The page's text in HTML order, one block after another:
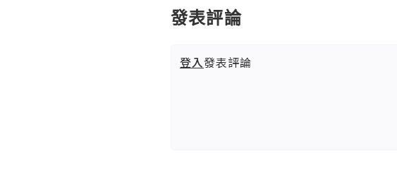
發表評論
登入發表評論